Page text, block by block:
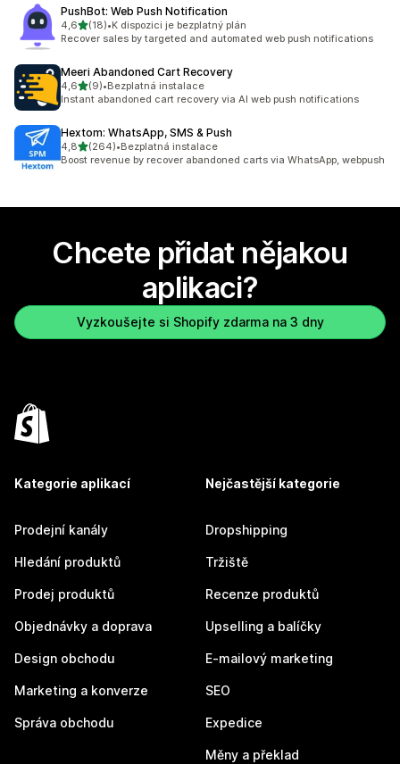
PushBot: Web Push Notification
4,6z 5 hvězd
(18)
Celkový počet recenzí: 18
•K dispozici je bezplatný plán
Recover sales by targeted and automated web push notifications
Meeri Abandoned Cart Recovery
4,6z 5 hvězd
(9)
Celkový počet recenzí: 9
•Bezplatná instalace
Instant abandoned cart recovery via AI web push notifications
Hextom: WhatsApp, SMS & Push
4,8z 5 hvězd
(264)
Celkový počet recenzí: 264
•Bezplatná instalace
Boost revenue by recover abandoned carts via WhatsApp, webpush
Chcete přidat nějakou
aplikaci?
Vyzkoušejte si Shopify zdarma na 3 dny
Kategorie aplikací
Prodejní kanály
Hledání produktů
Prodej produktů
Objednávky a doprava
Design obchodu
Marketing a konverze
Správa obchodu
Nejčastější kategorie
Dropshipping
Tržiště
Recenze produktů
Upselling a balíčky
E-mailový marketing
SEO
Expedice
Měny a překlad